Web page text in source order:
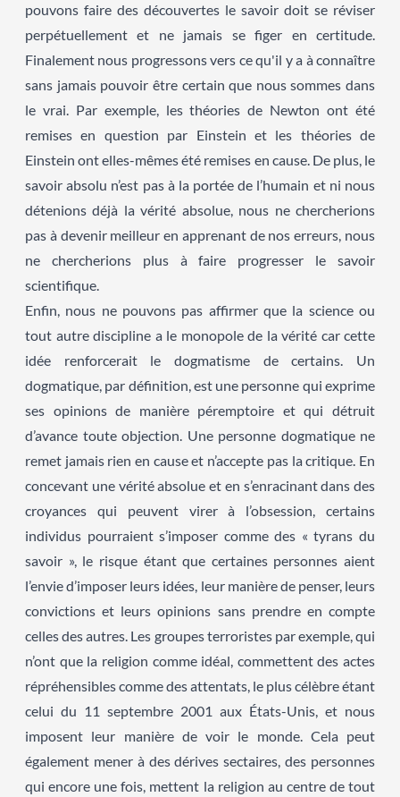
pouvons faire des découvertes le savoir doit se réviser
perpétuellement et ne jamais se figer en certitude.
Finalement nous progressons vers ce qu'il y a à connaître
sans jamais pouvoir être certain que nous sommes dans
le vrai. Par exemple, les théories de Newton ont été
remises en question par Einstein et les théories de
Einstein ont elles-mêmes été remises en cause. De plus, le
savoir absolu n’est pas à la portée de l’humain et ni nous
détenions déjà la vérité absolue, nous ne chercherions
pas à devenir meilleur en apprenant de nos erreurs, nous
ne chercherions plus à faire progresser le savoir
scientifique.
Enfin, nous ne pouvons pas affirmer que la science ou
tout autre discipline a le monopole de la vérité car cette
idée renforcerait le dogmatisme de certains. Un
dogmatique, par définition, est une personne qui exprime
ses opinions de manière péremptoire et qui détruit
d’avance toute objection. Une personne dogmatique ne
remet jamais rien en cause et n’accepte pas la critique. En
concevant une vérité absolue et en s’enracinant dans des
croyances qui peuvent virer à l’obsession, certains
individus pourraient s’imposer comme des « tyrans du
savoir », le risque étant que certaines personnes aient
l’envie d’imposer leurs idées, leur manière de penser, leurs
convictions et leurs opinions sans prendre en compte
celles des autres. Les groupes terroristes par exemple, qui
n’ont que la religion comme idéal, commettent des actes
répréhensibles comme des attentats, le plus célèbre étant
celui du 11 septembre 2001 aux États-Unis, et nous
imposent leur manière de voir le monde. Cela peut
également mener à des dérives sectaires, des personnes
qui encore une fois, mettent la religion au centre de tout